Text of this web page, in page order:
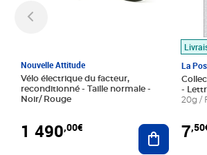
Nouvelle Attitude
Vélo électrique du facteur,
reconditionné - Taille normale -
Noir/ Rouge
1 490,00€ Ajouter
La
-
20g /
7